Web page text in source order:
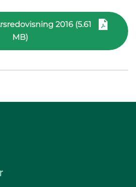
2016 (5.61
MB)